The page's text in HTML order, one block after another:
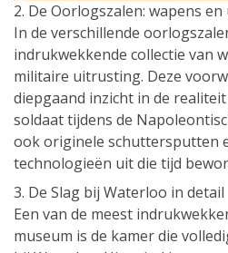
2. De Oorlogszalen: wapens
In de verschillende
indrukwekkende collectie van
militaire uitrusting. Deze
diepgaand inzicht in de
soldaat tijdens de
ook originele schuttersputten
technologieën uit die tijd
3. De Slag bij Waterloo in detail
Een van de meest
museum is de kamer die